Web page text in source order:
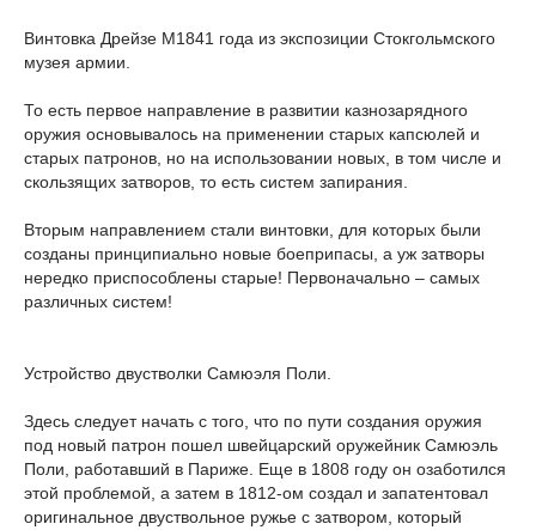
Винтовка Дрейзе М1841 года из экспозиции Стокгольмского
музея армии.
То есть первое направление в развитии казнозарядного
оружия основывалось на применении старых капсюлей и
старых патронов, но на использовании новых, в том числе и
скользящих затворов, то есть систем запирания.
Вторым направлением стали винтовки, для которых были
созданы принципиально новые боеприпасы, а уж затворы
нередко приспособлены старые! Первоначально – самых
различных систем!
Устройство двустволки Самюэля Поли.
Здесь следует начать с того, что по пути создания оружия
под новый патрон пошел швейцарский оружейник Самюэль
Поли, работавший в Париже. Еще в 1808 году он озаботился
этой проблемой, а затем в 1812-ом создал и запатентовал
оригинальное двуствольное ружье с затвором, который